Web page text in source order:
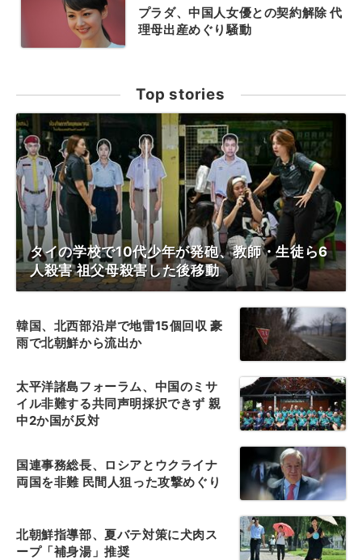
プラダ、中国人女優との契約解除 代
理母出産めぐり騒動
Top stories
タイの学校で10代少年が発砲、教師・生徒ら6
人殺害 祖父母殺害した後移動
韓国、北西部沿岸で地雷15個回収 豪
雨で北朝鮮から流出か
太平洋諸島フォーラム、中国のミサ
イル非難する共同声明採択できず 親
中2か国が反対
国連事務総長、ロシアとウクライナ
両国を非難 民間人狙った攻撃めぐり
北朝鮮指導部、夏バテ対策に犬肉ス
ープ「補身湯」推奨